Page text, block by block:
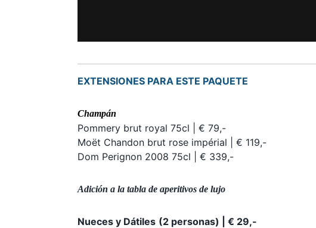
EXTENSIONES PARA ESTE PAQUETE
Champán
Pommery brut royal 75cl | € 79,-
Moët Chandon brut rose impérial | € 119,-
Dom Perignon 2008 75cl | € 339,-
Adición a la tabla de aperitivos de lujo
Nueces y Dátiles (2 personas) | € 29,-